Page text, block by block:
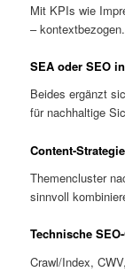
Mit KPIs wie
–
SEA oder SEO
Beides ergänzt
für nachhaltige
Content-
Themencluster
sinnvoll
Technische
Crawl/Index,